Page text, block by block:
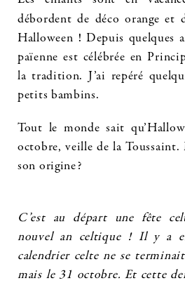
débordent de déco orange et
Halloween ! Depuis quelques
païenne est célébrée en
la tradition. J’ai repéré
petits bambins.
Tout le monde sait
octobre, veille de la Toussaint.
son origine?
C’est au départ une fête
nouvel an celtique ! Il y a
calendrier celte ne se
mais le 31 octobre. Et cette